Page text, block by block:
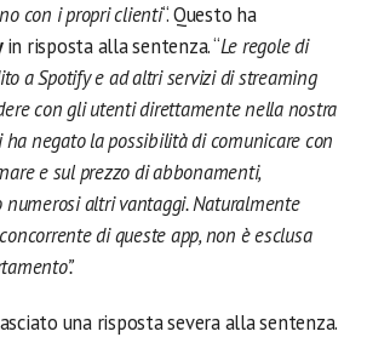
con i propri clienti“. Questo ha
in risposta alla sentenza. “Le regole di
a Spotify e ad altri servizi di streaming
con gli utenti direttamente nella nostra
ha negato la possibilità di comunicare con
e sul prezzo di abbonamenti,
numerosi altri vantaggi. Naturalmente
di queste app, non è esclusa
una risposta severa alla sentenza.